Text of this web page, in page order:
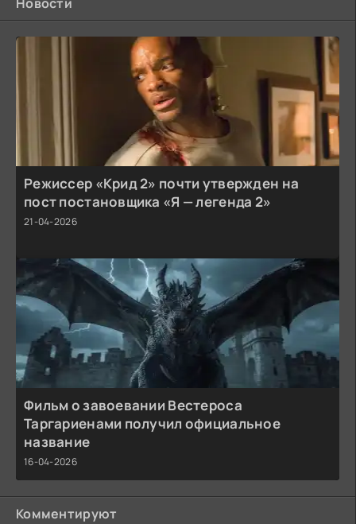
Режиссер «Крид 2» почти утвержден на
пост постановщика «Я — легенда 2»
21-04-2026
Фильм о завоевании Вестероса
Таргариенами получил официальное
название
16-04-2026
Комментируют